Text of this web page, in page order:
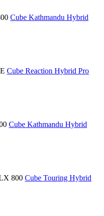
Cube Kathmandu Hybrid
Cube Reaction Hybrid Pro
Cube Kathmandu Hybrid
Cube Touring Hybrid